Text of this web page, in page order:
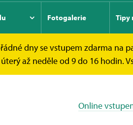
Fotogalerie Tipy
dny se vstupem zdarma na
až neděle od 9 do 16 hodin.
poukazy
Online